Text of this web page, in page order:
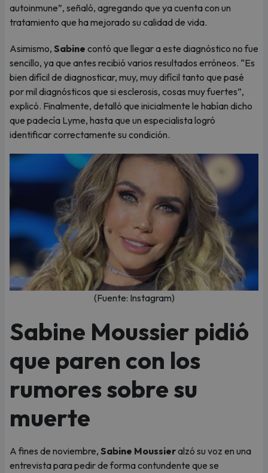
autoinmune”, señaló, agregando que ya cuenta con un
tratamiento que ha mejorado su calidad de vida.
Asimismo, Sabine contó que llegar a este diagnóstico no fue
sencillo, ya que antes recibió varios resultados erróneos. “Es
bien difícil de diagnosticar, muy, muy difícil tanto que pasé
por mil diagnósticos que si esclerosis, cosas muy fuertes”,
explicó. Finalmente, detalló que inicialmente le habían dicho
que padecía Lyme, hasta que un especialista logró
identificar correctamente su condición.
(Fuente: Instagram)
Sabine Moussier pidió
que paren con los
rumores sobre su
muerte
A fines de noviembre, Sabine Moussieralzó su voz en una
entrevista para pedir de forma contundente que se